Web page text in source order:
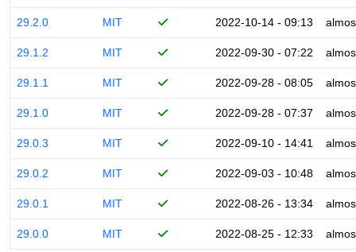
29.2.0 MIT 2022-10-14 - 09:13
29.1.2 MIT 2022-09-30 - 07:22
29.1.1 MIT 2022-09-28 - 08:05
29.1.0 MIT 2022-09-28 - 07:37
29.0.3 MIT 2022-09-10 - 14:41
29.0.2 MIT 2022-09-03 - 10:48
29.0.1 MIT 2022-08-26 - 13:34
29.0.0 MIT 2022-08-25 - 12:33